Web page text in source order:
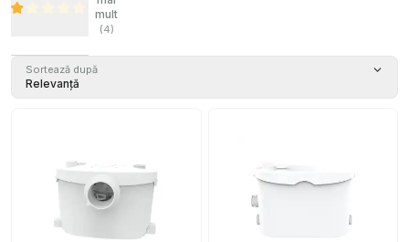
mult
(4)
Sortează după
Relevanță